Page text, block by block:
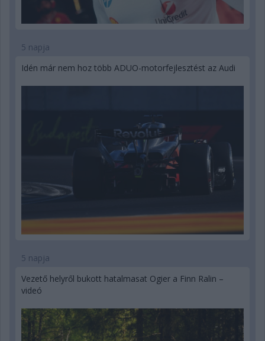
5 napja
Idén már nem hoz több ADUO-motorfejlesztést az Audi
5 napja
Vezető helyről bukott hatalmasat Ogier a Finn Ralin –
videó